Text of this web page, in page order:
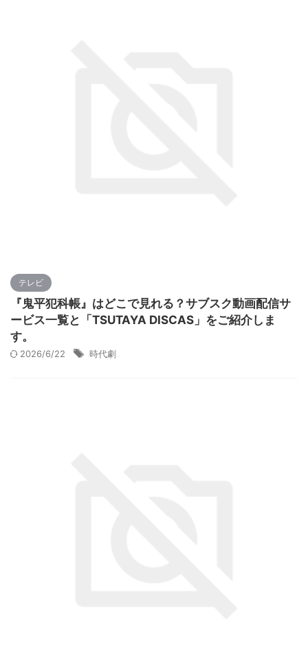
テレビ
『鬼平犯科帳』はどこで見れる？サブスク動画配信サ
ービス一覧と「TSUTAYA DISCAS」をご紹介しま
す。
2026/6/22 時代劇